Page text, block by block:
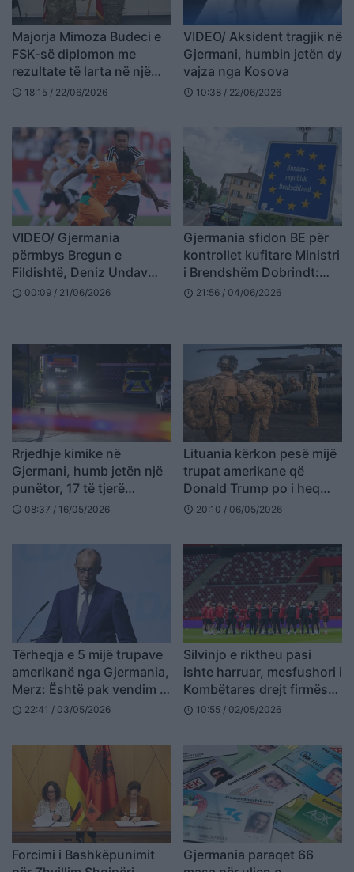
Majorja Mimoza Budeci e
FSK-së diplomon me
rezultate të larta në një
kolegj ushtarak në
schedule 18:15 / 22/06/2026
VIDEO/ Aksident tragjik në
Gjermani, humbin jetën dy
vajza nga Kosova
schedule 10:38 / 22/06/2026
VIDEO/ Gjermania
përmbys Bregun e
Fildishtë, Deniz Undav
vendos duelin dhe kreun
schedule 00:09 / 21/06/2026
Gjermania sfidon BE për
kontrollet kufitare Ministri
i Brendshëm Dobrindt:
Masat janë të nevojshme,
schedule 21:56 / 04/06/2026
Rrjedhje kimike në
Gjermani, humb jetën një
punëtor, 17 të tjerë
përfundojnë në spital
schedule 08:37 / 16/05/2026
Lituania kërkon pesë mijë
trupat amerikane që
Donald Trump po i heq
nga Gjermania pas
schedule 20:10 / 06/05/2026
Tërheqja e 5 mijë trupave
amerikanë nga Gjermania,
Merz: Është pak vendim i
ekzagjeruar, por nuk
schedule 22:41 / 03/05/2026
Silvinjo e riktheu pasi
ishte harruar, mesfushori i
Kombëtares drejt firmës
në Gjermani
schedule 10:55 / 02/05/2026
Forcimi i Bashkëpunimit
Gjermania paraqet 66